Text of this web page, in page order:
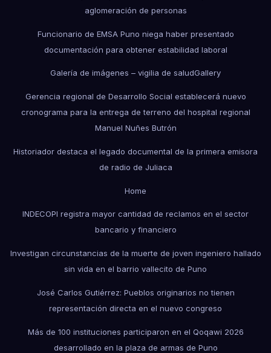
aglomeración de personas
Funcionario de EMSA Puno niega haber presentado
documentación para obtener estabilidad laboral
Galería de imágenes – vigilia de saludGallery
Gerencia regional de Desarrollo Social establecerá nuevo
cronograma para la entrega de terreno del hospital regional
Manuel Nuñes Butrón
Historiador destaca el legado documental de la primera emisora
de radio de Juliaca
Home
INDECOPI registra mayor cantidad de reclamos en el sector
bancario y financiero
Investigan circunstancias de la muerte de joven ingeniero hallado
sin vida en el barrio vallecito de Puno
José Carlos Gutiérrez: Pueblos originarios no tienen
representación directa en el nuevo congreso
Más de 100 instituciones participaron en el Qoqawi 2026
desarrollado en la plaza de armas de Puno